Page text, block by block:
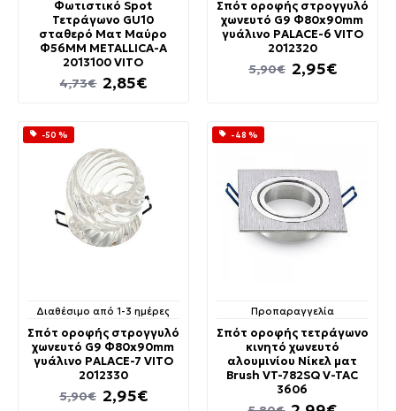
Φωτιστικό Spot
Τετράγωνο GU10
σταθερό Ματ Μαύρο
Φ56MM METALLICA-A
2013100 VITO
2,85€
4,73€
Σπότ οροφής στρογγυλό
χωνευτό G9 Φ80x90mm
γυάλινο PALACE-6 VITO
2012320
2,95€
5,90€
-50 %
Διαθέσιμο από 1-3 ημέρες
Σπότ οροφής στρογγυλό
χωνευτό G9 Φ80x90mm
γυάλινο PALACE-7 VITO
2012330
2,95€
5,90€
-48 %
Προπαραγγελία
Σπότ οροφής τετράγωνο
κινητό χωνευτό
αλουμινίου Νίκελ ματ
Brush VT-782SQ V-TAC
3606